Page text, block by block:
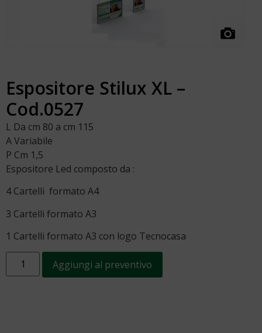
Espositore Stilux XL –
Cod.0527
L Da cm 80 a cm 115
A Variabile
P Cm 1,5
Espositore Led composto da :
4 Cartelli formato A4
3 Cartelli formato A3
1 Cartelli formato A3 con logo Tecnocasa
Aggiungi al preventivo